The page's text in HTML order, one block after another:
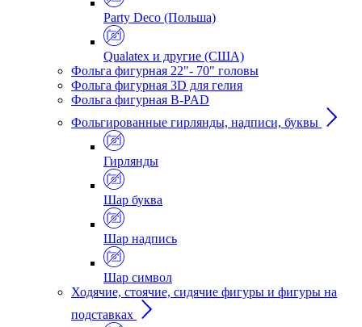
Party Deco (Польша)
Qualatex и другие (США)
Фольга фигурная 22"- 70" головы
Фольга фигурная 3D для гелия
Фольга фигурная B-PAD
Фольгированные гирлянды, надписи, буквы
Гирлянды
Шар буква
Шар надпись
Шар символ
Ходячие, стоячие, сидячие фигуры и фигуры на
подставках